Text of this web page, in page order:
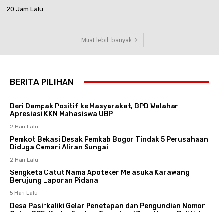
20 Jam Lalu
Muat lebih banyak
BERITA PILIHAN
Beri Dampak Positif ke Masyarakat, BPD Walahar
Apresiasi KKN Mahasiswa UBP
2 Hari Lalu
Pemkot Bekasi Desak Pemkab Bogor Tindak 5 Perusahaan
Diduga Cemari Aliran Sungai
2 Hari Lalu
Sengketa Catut Nama Apoteker Melasuka Karawang
Berujung Laporan Pidana
5 Hari Lalu
Desa Pasirkaliki Gelar Penetapan dan Pengundian Nomor